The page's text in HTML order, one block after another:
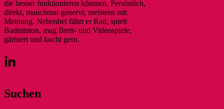
die besser funktionieren könnten. Persönlich,
direkt, manchmal genervt, meistens mit
Meinung. Nebenbei fährt er Rad, spielt
Badminton, mag Brett- und Videospiele,
gärtnert und kocht gern.
Suchen